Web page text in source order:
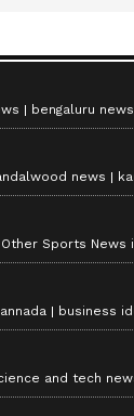
bengaluru news
news
Other Sports News
business
and tech